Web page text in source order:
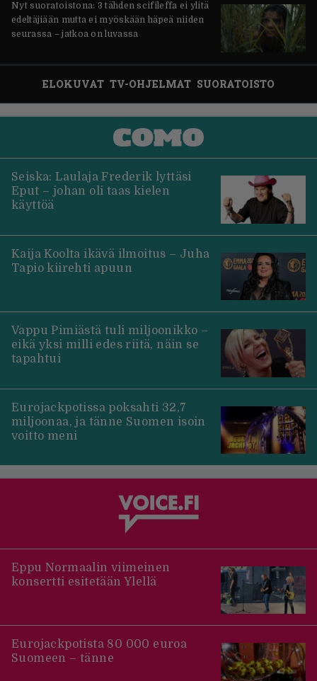
Nyt suoratoistona: 3 tähden scifileffa ei ylitä
edeltäjiään mutta ei myöskään häpeä niiden
seurassa – jatkoa on luvassa
ELOKUVAT TV-OHJELMAT SUORATOISTO
Seiska: Laulaja Frederik lyttäsi
Eput – johan oli taas kielen
käyttöä
Kaija Koolta ikävä ilmoitus – Juha
Tapio kiirehti apuun
Vappu Pimiästä tuli miljoonikko –
eikä yksi milli edes riitä, näin se
tapahtui
Eurojackpotissa poksahti 32,7
miljoonaa, ja tänne Suomen isoin
voitto meni
Eppu Normaalin viimeinen
konsertti esitetään Ylellä
Eurojackpotista 80 000 euroa
Suomeen – tänne